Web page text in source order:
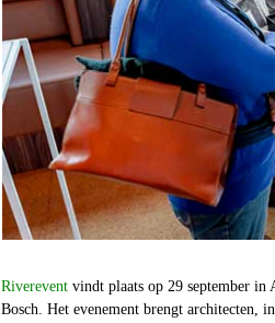
Riverevent vindt plaats op 29 september in
Bosch. Het evenement brengt architecten,